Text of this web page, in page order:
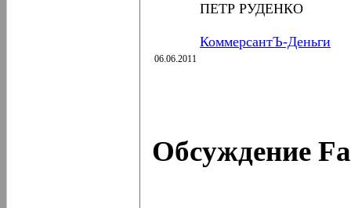
ПЕТР РУДЕНКО
КоммерсантЪ-Деньги
06.06.2011
Обсуждение